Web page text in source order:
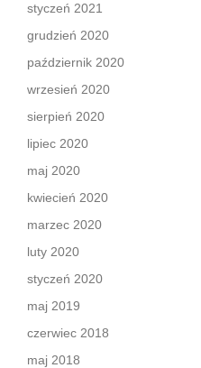
styczeń 2021
grudzień 2020
październik 2020
wrzesień 2020
sierpień 2020
lipiec 2020
maj 2020
kwiecień 2020
marzec 2020
luty 2020
styczeń 2020
maj 2019
czerwiec 2018
maj 2018